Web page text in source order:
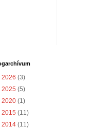
2026 (3)
2025 (5)
2020 (1)
2015 (11)
2014 (11)